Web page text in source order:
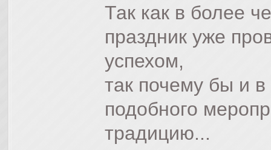
Так как в более
праздник уже
успехом,
так почему бы и
подобного
традицию...